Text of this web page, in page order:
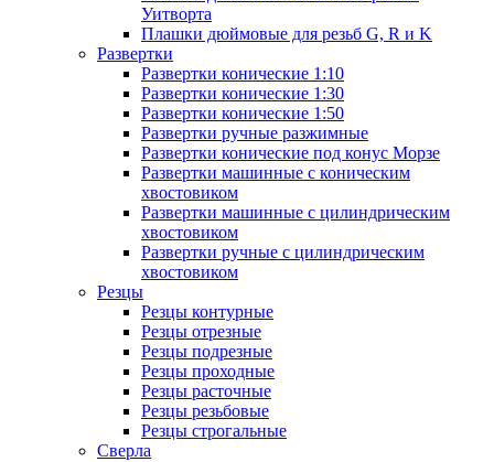
Уитворта
Плашки дюймовые для резьб G, R и K
Развертки
Развертки конические 1:10
Развертки конические 1:30
Развертки конические 1:50
Развертки ручные разжимные
Развертки конические под конус Морзе
Развертки машинные с коническим
хвостовиком
Развертки машинные с цилиндрическим
хвостовиком
Развертки ручные с цилиндрическим
хвостовиком
Резцы
Резцы контурные
Резцы отрезные
Резцы подрезные
Резцы проходные
Резцы расточные
Резцы резьбовые
Резцы строгальные
Сверла